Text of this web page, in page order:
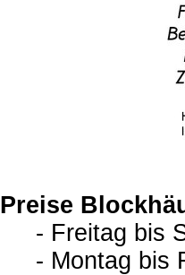
Preise
- Freitag bis
- Montag bis